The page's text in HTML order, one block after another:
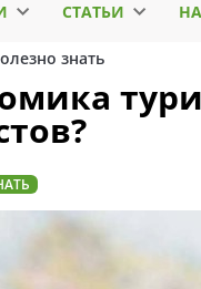
СТАТЬИ
знать